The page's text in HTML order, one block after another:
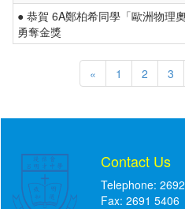
● 恭賀 6A鄭柏希同學「歐洲物理
勇奪金獎
« 1 2 3
Contact Us
Telephone:
Fax: 2691 5406